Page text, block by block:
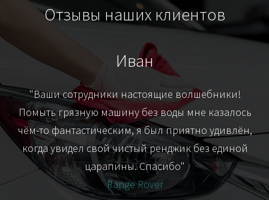
Отзывы наших клиентов
Иван
"Ваши сотрудники настоящие волшебники!
Помыть грязную машину без воды мне казалось
чём-то фантастическим, я был приятно удивлён,
когда увидел свой чистый ренджик без единой
царапины. Спасибо"
Range Rover